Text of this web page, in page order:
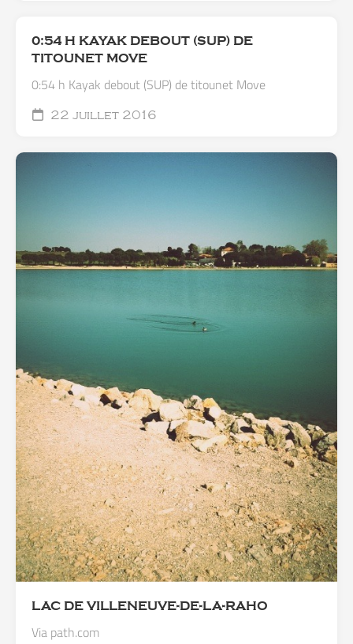
0:54 H KAYAK DEBOUT (SUP) DE
TITOUNET MOVE
0:54 h Kayak debout (SUP) de titounet Move
22 juillet 2016
LAC DE VILLENEUVE-DE-LA-RAHO
Via path.com